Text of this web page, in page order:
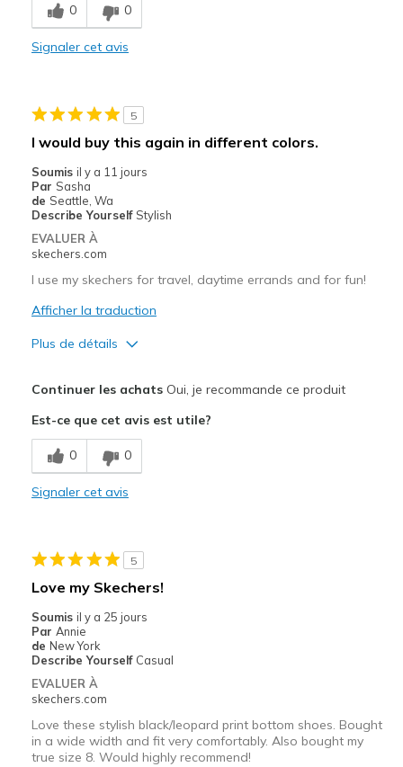
Comfortable
Need Break In
Les meilleures utilisations
Casual Wear
Sizing
Feels true to size
View On Shoes
Shoes are for Wearing
0 0
Signaler cet avis
5
I would buy this again in different colors.
Soumis il y a 11 jours
Par Sasha
de Seattle, Wa
Describe Yourself Stylish
EVALUER À
skechers.com
I use my skechers for travel, daytime errands and for fun!
Afficher la traduction
Plus de détails
Breathe Well
Comfortable
Les meilleures utilisations
Going Out
Sizing
Feels true to size
View On Shoes
I'm Really Into Shoes
Continuer les achatsOui, je recommande ce produit
Est-ce que cet avis est utile?
0 0
Signaler cet avis
5
Love my Skechers!
Soumis il y a 25 jours
Par Annie
de New York
Describe Yourself Casual
EVALUER À
skechers.com
Love these stylish black/leopard print bottom shoes. Bought
in a wide width and fit very comfortably. Also bought my
true size 8. Would highly recommend!